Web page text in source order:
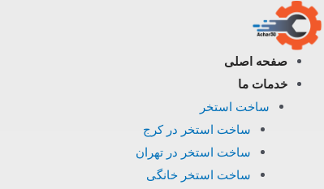
رفتن
به
محتوا
صفحه اصلی
خدمات ما
ساخت استخر
ساخت استخر در کرج
ساخت استخر در تهران
ساخت استخر خانگی